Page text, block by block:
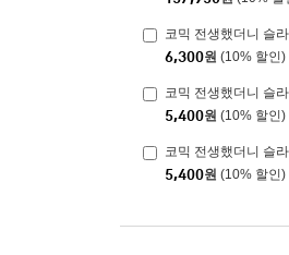
코믹 전생했더니 슬
6,300원 (10% 할인)
코믹 전생했더니 슬
5,400원 (10% 할인)
코믹 전생했더니 슬
5,400원 (10% 할인)